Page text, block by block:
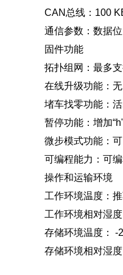
CAN总线：100
通信参数：数据
固件功能
拓扑组网：最多
在线升级功能：
堵车找零功能：
暂停功能：增加
微步模式功能：
可编程能力：可
操作和运输环境
工作环境温度：
工作环境相对湿
存储环境温度：
存储环境相对湿